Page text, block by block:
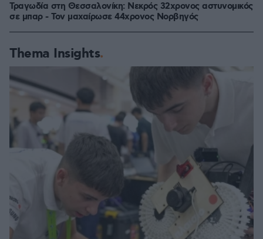
Τραγωδία στη Θεσσαλονίκη: Νεκρός 32χρονος αστυνομικός
σε μπαρ - Τον μαχαίρωσε 44χρονος Νορβηγός
Thema Insights